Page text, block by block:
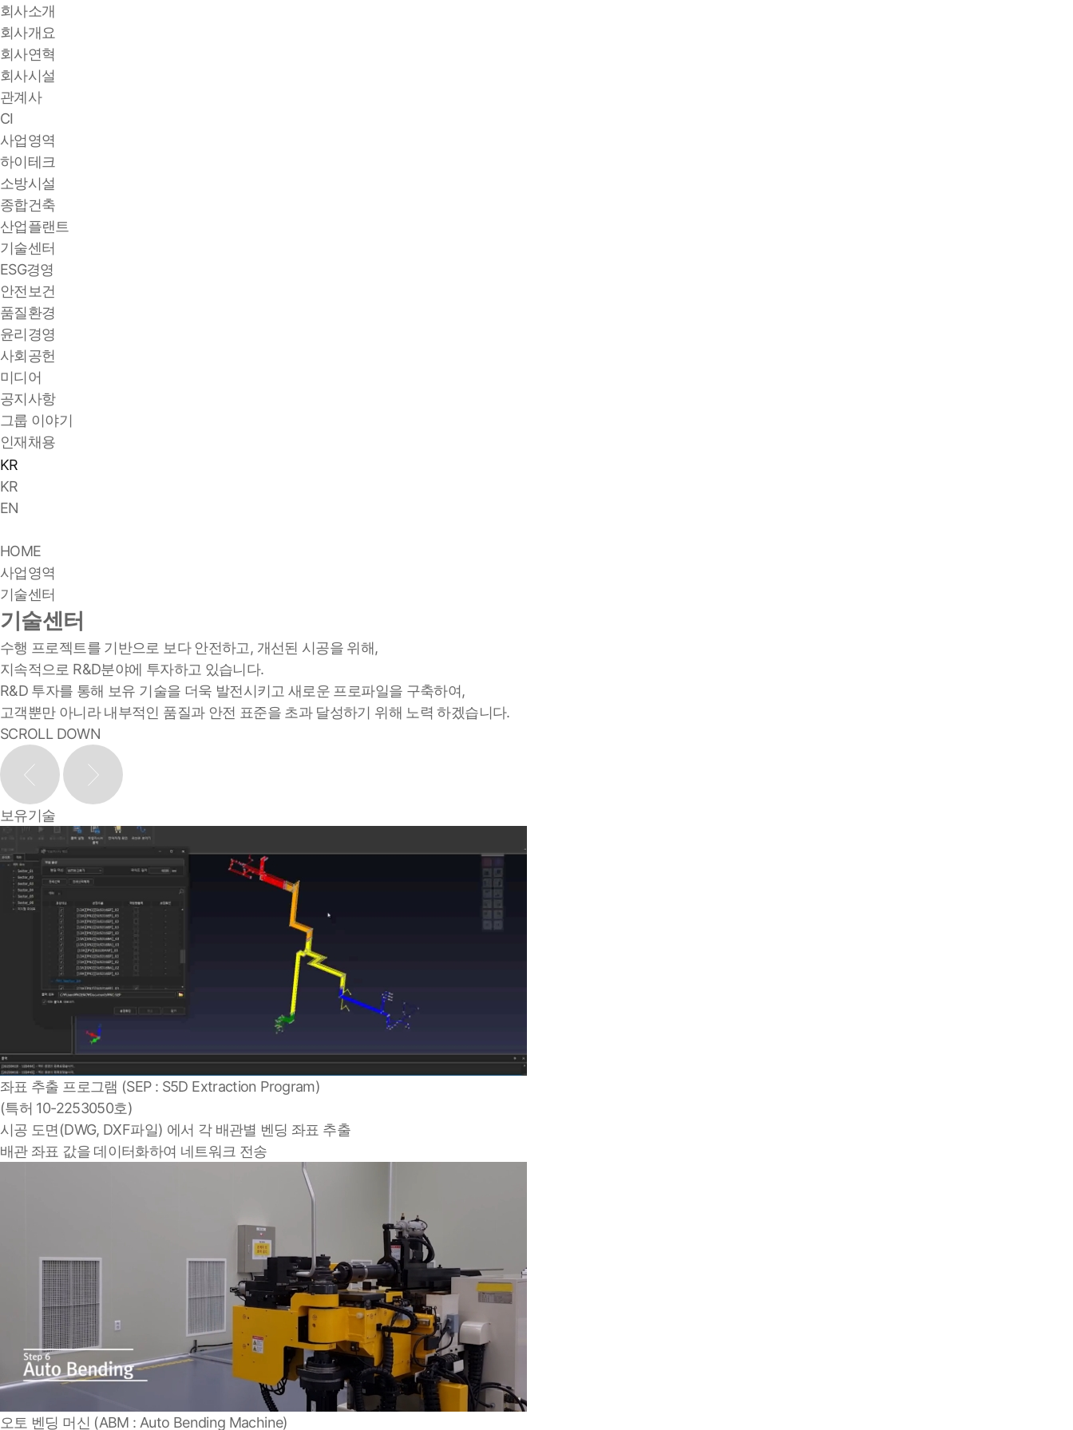
회사소개
회사개요
회사연혁
회사시설
관계사
CI
사업영역
하이테크
소방시설
종합건축
산업플랜트
기술센터
ESG경영
안전보건
품질환경
윤리경영
사회공헌
미디어
공지사항
그룹 이야기
인재채용
KR
KR
EN
HOME
사업영역
기술센터
기술센터
수행 프로젝트를 기반으로 보다 안전하고, 개선된 시공을 위해,
지속적으로 R&D분야에 투자하고 있습니다.
R&D 투자를 통해 보유 기술을 더욱 발전시키고 새로운 프로파일을 구축하여,
고객뿐만 아니라 내부적인 품질과 안전 표준을 초과 달성하기 위해 노력 하겠습니다.
SCROLL DOWN
보유기술
좌표 추출 프로그램 (SEP : S5D Extraction Program)
(특허 10-2253050호)
시공 도면(DWG, DXF파일) 에서 각 배관별 벤딩 좌표 추출
배관 좌표 값을 데이터화하여 네트워크 전송
오토 벤딩 머신 (ABM : Auto Bending Machine)